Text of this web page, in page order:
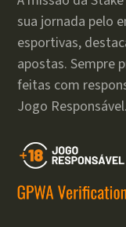
sua jornada pelo
esportivas,
apostas. Sempre
feitas com
Jogo Responsável.